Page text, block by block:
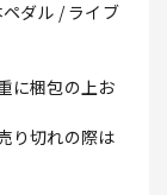
ダル / ライブ
に梱包の上お
り切れの際は